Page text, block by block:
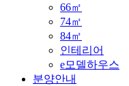
66㎡
74㎡
84㎡
인테리어
e모델하우스
분양안내